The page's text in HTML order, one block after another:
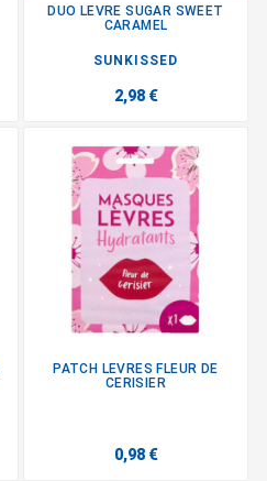
DUO LEVRE SUGAR SWEET
CARAMEL
SUNKISSED
2,98 €
PATCH LEVRES FLEUR DE
CERISIER
0,98 €